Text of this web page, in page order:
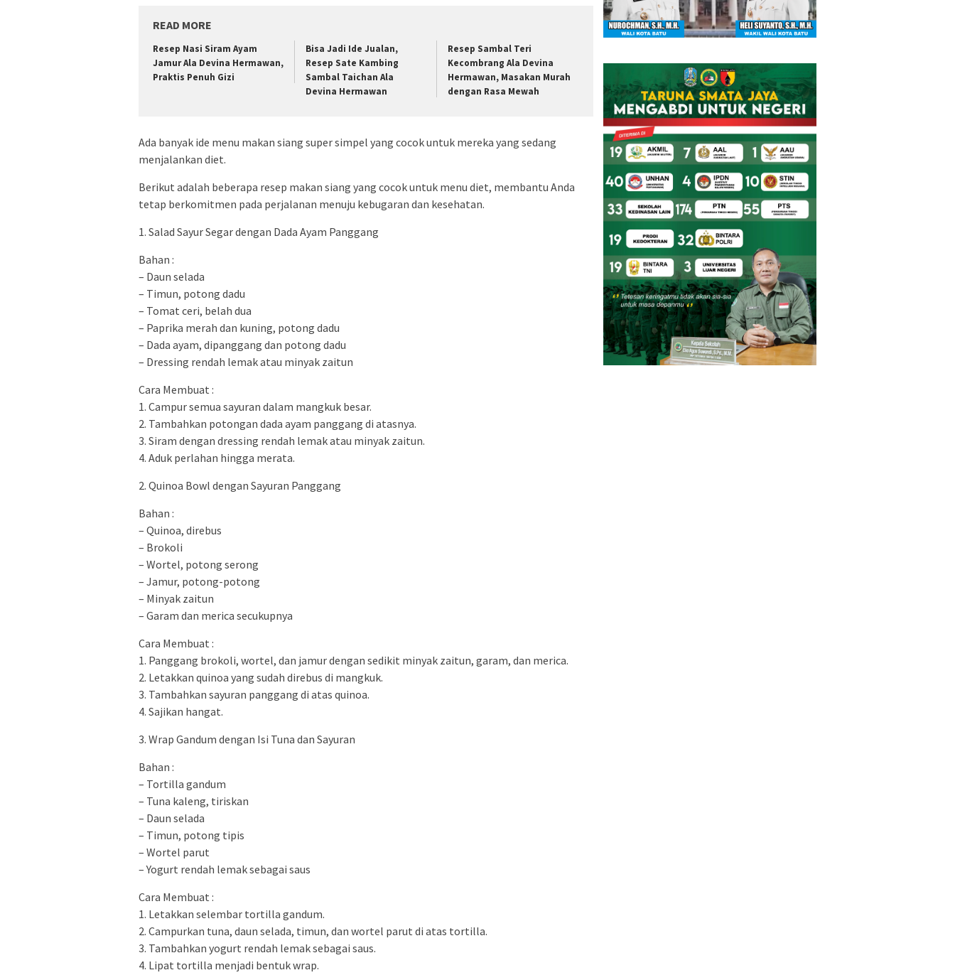
READ MORE
Resep Nasi Siram Ayam
Jamur Ala Devina Hermawan,
Praktis Penuh Gizi
Bisa Jadi Ide Jualan,
Resep Sate Kambing
Sambal Taichan Ala
Devina Hermawan
Resep Sambal Teri
Kecombrang Ala Devina
Hermawan, Masakan Murah
dengan Rasa Mewah
Ada banyak ide menu makan siang super simpel yang cocok untuk mereka yang sedang
menjalankan diet.
Berikut adalah beberapa resep makan siang yang cocok untuk menu diet, membantu Anda
tetap berkomitmen pada perjalanan menuju kebugaran dan kesehatan.
1. Salad Sayur Segar dengan Dada Ayam Panggang
Bahan :
– Daun selada
– Timun, potong dadu
– Tomat ceri, belah dua
– Paprika merah dan kuning, potong dadu
– Dada ayam, dipanggang dan potong dadu
– Dressing rendah lemak atau minyak zaitun
Cara Membuat :
1. Campur semua sayuran dalam mangkuk besar.
2. Tambahkan potongan dada ayam panggang di atasnya.
3. Siram dengan dressing rendah lemak atau minyak zaitun.
4. Aduk perlahan hingga merata.
2. Quinoa Bowl dengan Sayuran Panggang
Bahan :
– Quinoa, direbus
– Brokoli
– Wortel, potong serong
– Jamur, potong-potong
– Minyak zaitun
– Garam dan merica secukupnya
Cara Membuat :
1. Panggang brokoli, wortel, dan jamur dengan sedikit minyak zaitun, garam, dan merica.
2. Letakkan quinoa yang sudah direbus di mangkuk.
3. Tambahkan sayuran panggang di atas quinoa.
4. Sajikan hangat.
3. Wrap Gandum dengan Isi Tuna dan Sayuran
Bahan :
– Tortilla gandum
– Tuna kaleng, tiriskan
– Daun selada
– Timun, potong tipis
– Wortel parut
– Yogurt rendah lemak sebagai saus
Cara Membuat :
1. Letakkan selembar tortilla gandum.
2. Campurkan tuna, daun selada, timun, dan wortel parut di atas tortilla.
3. Tambahkan yogurt rendah lemak sebagai saus.
4. Lipat tortilla menjadi bentuk wrap.